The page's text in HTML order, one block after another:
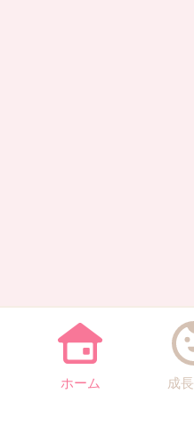
ホーム 成